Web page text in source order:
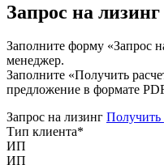
Запрос на лизинг
Заполните форму «Запрос
менеджер.
Заполните «Получить
предложение в формате
Запрос на лизинг Получить
Тип клиента*
ИП
ИП